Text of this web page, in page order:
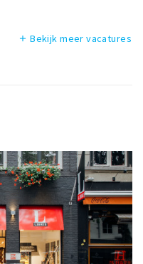
add Bekijk meer vacatures